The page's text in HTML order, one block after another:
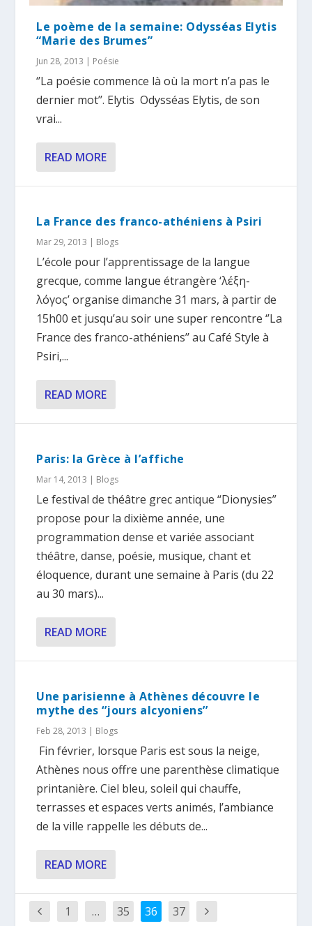
Le poème de la semaine: Odysséas Elytis
“Marie des Brumes”
Jun 28, 2013 | Poésie
‘’La poésie commence là où la mort n’a pas le
dernier mot’’. Elytis Odysséas Elytis, de son
vrai...
READ MORE
La France des franco-athéniens à Psiri
Mar 29, 2013 | Blogs
L’école pour l’apprentissage de la langue
grecque, comme langue étrangère ‘λέξη-
λόγος’ organise dimanche 31 mars, à partir de
15h00 et jusqu’au soir une super rencontre ‘’La
France des franco-athéniens’’ au Café Style à
Psiri,...
READ MORE
Paris: la Grèce à l’affiche
Mar 14, 2013 | Blogs
Le festival de théâtre grec antique “Dionysies”
propose pour la dixième année, une
programmation dense et variée associant
théâtre, danse, poésie, musique, chant et
éloquence, durant une semaine à Paris (du 22
au 30 mars)...
READ MORE
Une parisienne à Athènes découvre le
mythe des ‘’jours alcyoniens’’
Feb 28, 2013 | Blogs
Fin février, lorsque Paris est sous la neige,
Athènes nous offre une parenthèse climatique
printanière. Ciel bleu, soleil qui chauffe,
terrasses et espaces verts animés, l’ambiance
de la ville rappelle les débuts de...
READ MORE
1 … 35 36 37